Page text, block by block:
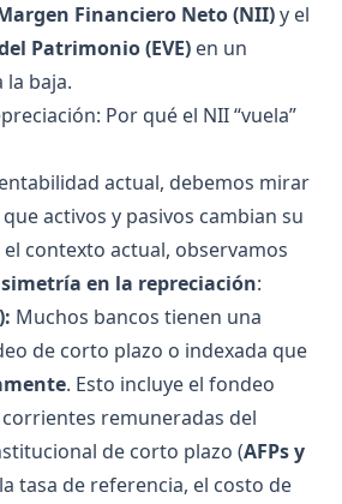
Financiero Neto (NII)y el
Patrimonio (EVE) en un
la baja.
Por qué el NII “vuela”
actual, debemos mirar
activos y pasivos cambian su
contexto actual, observamos
en la repreciación:
Muchos bancos tienen una
de corto plazo o indexada que
. Esto incluye el fondeo
remuneradas del
de corto plazo (AFPs y
tasa de referencia, el costo de